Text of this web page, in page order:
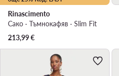
Rinascimento
Сако · Тъмнокафяв · Slim Fit
213,99€